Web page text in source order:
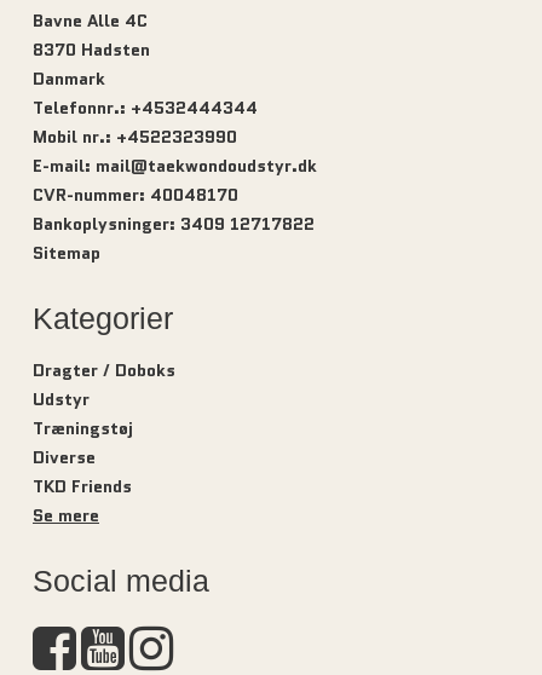
Bavne Alle 4C
8370 Hadsten
Danmark
Telefonnr.: +4532444344
Mobil nr.: +4522323990
E-mail: mail@taekwondoudstyr.dk
CVR-nummer: 40048170
Bankoplysninger: 3409 12717822
Sitemap
Kategorier
Dragter / Doboks
Udstyr
Træningstøj
Diverse
TKD Friends
Se mere
Social media